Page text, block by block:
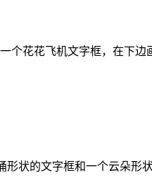
花花飞机文字框，在下
状的文字框和一个云朵形